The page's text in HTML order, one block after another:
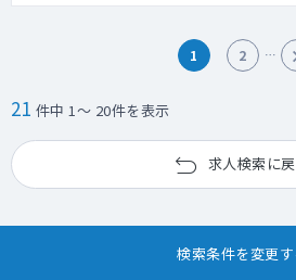
1 2
21 件中 1～ 20件を表示
求人検索に
検索条件を変更す